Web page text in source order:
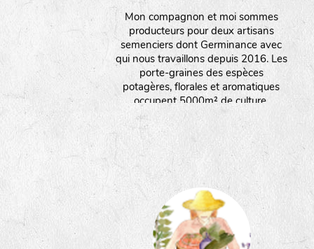
Mon compagnon et moi sommes
producteurs pour deux artisans
semenciers dont Germinance avec
qui nous travaillons depuis 2016. Les
porte-graines des espèces
potagères, florales et aromatiques
occupent 5000m² de culture.
Instalée en plaine céréalière
valonnée et semi boisée, la ferme
produit aussi des céréales et du
fourrage. Nous orientons nos choix
vers un maximum d'espèces
produites en culture sèche.